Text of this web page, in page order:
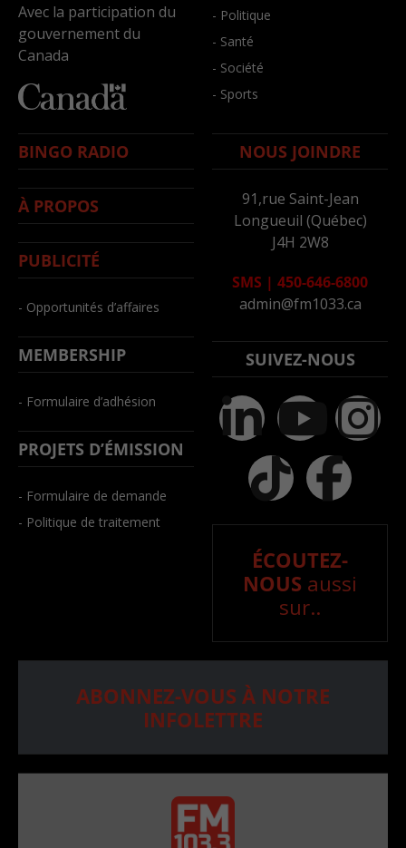
Avec la participation du
gouvernement du
Canada
- Politique
- Santé
- Société
- Sports
BINGO RADIO
À PROPOS
PUBLICITÉ
- Opportunités d’affaires
MEMBERSHIP
- Formulaire d’adhésion
PROJETS D’ÉMISSION
- Formulaire de demande
- Politique de traitement
NOUS JOINDRE
91,rue Saint-Jean
Longueuil (Québec)
J4H 2W8
SMS | 450-646-6800
admin@fm1033.ca
SUIVEZ-NOUS
ÉCOUTEZ-
NOUS aussi
sur..
ABONNEZ-VOUS À NOTRE
INFOLETTRE